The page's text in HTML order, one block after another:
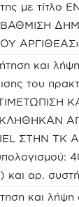
με τίτλο
και
του
ΣΤΗΝ ΤΚ
και αρ.
και